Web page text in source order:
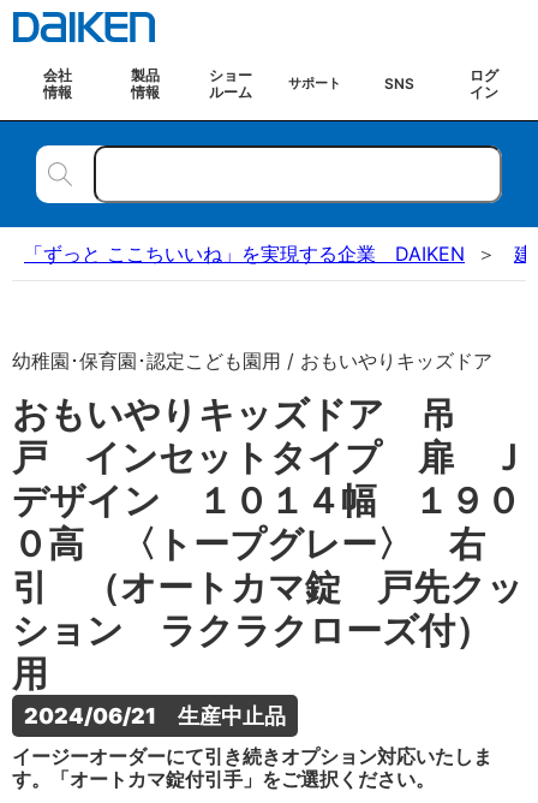
会社
情報
製品
情報
ショー
ルーム
サポート SNS
ログ
イン
「ずっと ここちいいね」を実現する企業 DAIKEN 建
幼稚園･保育園･認定こども園用 / おもいやりキッズドア
おもいやりキッズドア 吊
戸 インセットタイプ 扉 Ｊ
デザイン １０１４幅 １９０
０高 〈トープグレー〉 右
引 （オートカマ錠 戸先クッ
ション ラクラクローズ付）
用
2024/06/21　生産中止品
イージーオーダーにて引き続きオプション対応いたしま
す。「オートカマ錠付引手」をご選択ください。